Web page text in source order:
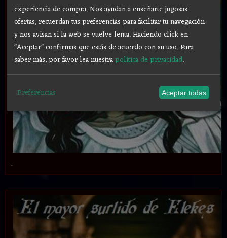
.
experiencia de compra. Nos ayudan a enseñarte jugosas
ofertas, recuerdan tus preferencias para facilitar tu navegación
y nos avisan si la web se vuelve lenta. Haciendo click en
"Aceptar" confirmas que estás de acuerdo con su uso.Para
saber más, por favor lea nuestrapolítica de privacidad.
Preferencias Aceptar todas